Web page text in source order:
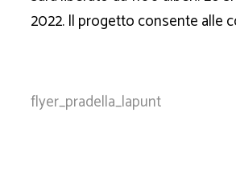
2022. Il progetto consente alle
flyer_pradella_lapunt